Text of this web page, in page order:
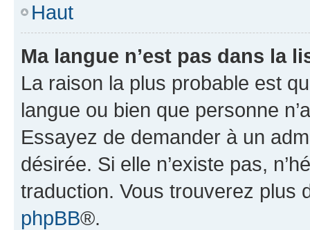
Haut
Ma langue n’est pas dans la
La raison la plus probable est
langue ou bien que personne
Essayez de demander à un
désirée. Si elle n’existe pas,
traduction. Vous trouverez plus
phpBB®.